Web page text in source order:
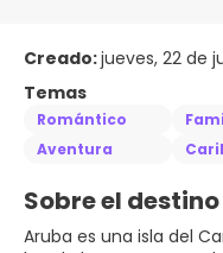
Creado:jueves, 22 de
Temas
Romántico
Aventura
Sobre el destino
Aruba es una isla del